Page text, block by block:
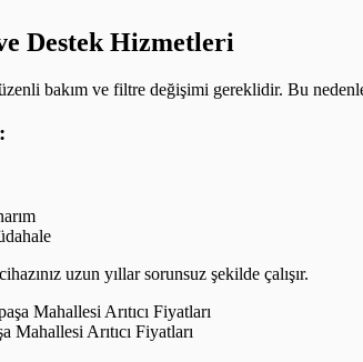
Destek Hizmetleri
bakım ve filtre değişimi gereklidir. Bu
uzun yıllar sorunsuz şekilde çalışır.
Mahallesi Arıtıcı Fiyatları